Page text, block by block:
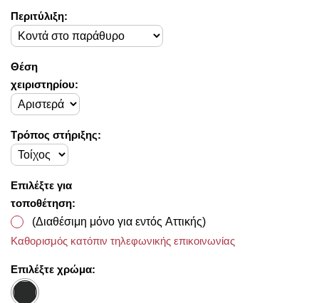
Περιτύλιξη:
Θέση
χειριστηρίου:
Τρόπος στήριξης:
Επιλέξτε για
τοποθέτηση:
(Διαθέσιμη μόνο για εντός Αττικής)
Καθορισμός κατόπιν τηλεφωνικής επικοινωνίας
Επιλέξτε χρώμα: